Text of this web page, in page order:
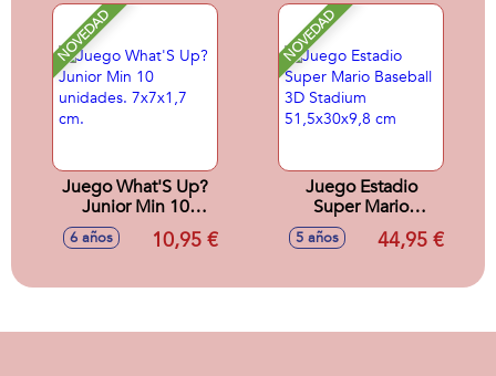
que el!
NOVEDAD
Juego What'S Up?
Junior Min 10
unidades. 7x7x1,7
6 años 10,95 €
NOVEDAD
Juego Estadio
Super Mario
Baseball 3D
Stadium
5 años 44,95 €